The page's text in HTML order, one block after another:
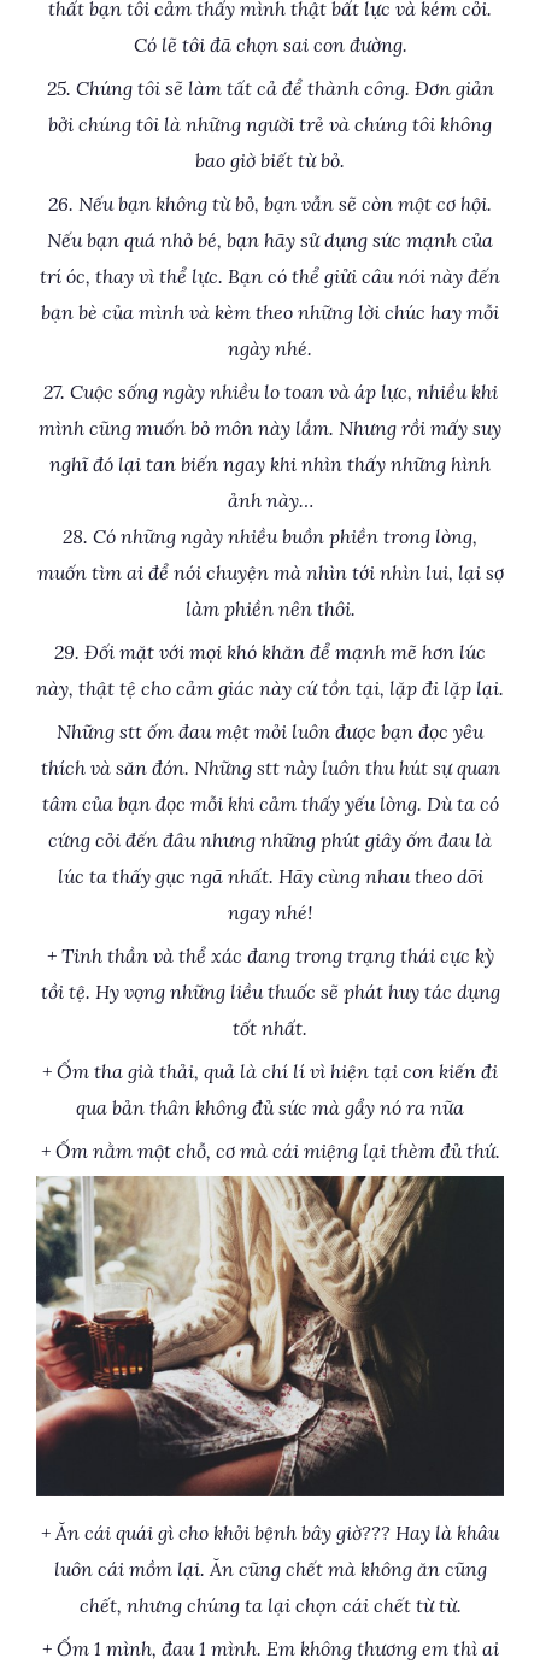
thất bạn tôi cảm thấy mình thật bất lực và kém cỏi.
Có lẽ tôi đã chọn sai con đường.
25. Chúng tôi sẽ làm tất cả để thành công. Đơn giản
bởi chúng tôi là những người trẻ và chúng tôi không
bao giờ biết từ bỏ.
26. Nếu bạn không từ bỏ, bạn vẫn sẽ còn một cơ hội.
Nếu bạn quá nhỏ bé, bạn hãy sử dụng sức mạnh của
trí óc, thay vì thể lực. Bạn có thể giửi câu nói này đến
bạn bè của mình và kèm theo những lời chúc hay mỗi
ngày nhé.
27. Cuộc sống ngày nhiều lo toan và áp lực, nhiều khi
mình cũng muốn bỏ môn này lắm. Nhưng rồi mấy suy
nghĩ đó lại tan biến ngay khi nhìn thấy những hình
ảnh này…
28. Có những ngày nhiều buồn phiền trong lòng,
muốn tìm ai để nói chuyện mà nhìn tới nhìn lui, lại sợ
làm phiền nên thôi.
29. Đối mặt với mọi khó khăn để mạnh mẽ hơn lúc
này, thật tệ cho cảm giác này cứ tồn tại, lặp đi lặp lại.
Những stt ốm đau mệt mỏi luôn được bạn đọc yêu
thích và săn đón. Những stt này luôn thu hút sự quan
tâm của bạn đọc mỗi khi cảm thấy yếu lòng. Dù ta có
cứng cỏi đến đâu nhưng những phút giây ốm đau là
lúc ta thấy gục ngã nhất. Hãy cùng nhau theo dõi
ngay nhé!
+ Tinh thần và thể xác đang trong trạng thái cực kỳ
tồi tệ. Hy vọng những liều thuốc sẽ phát huy tác dụng
tốt nhất.
+ Ốm tha già thải, quả là chí lí vì hiện tại con kiến đi
qua bản thân không đủ sức mà gẩy nó ra nữa
+ Ốm nằm một chỗ, cơ mà cái miệng lại thèm đủ thứ.
+ Ăn cái quái gì cho khỏi bệnh bây giờ??? Hay là khâu
luôn cái mồm lại. Ăn cũng chết mà không ăn cũng
chết, nhưng chúng ta lại chọn cái chết từ từ.
+ Ốm 1 mình, đau 1 mình. Em không thương em thì ai